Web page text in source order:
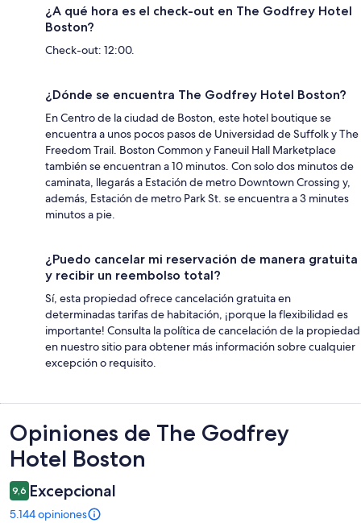
¿A qué hora es el check-out en The Godfrey Hotel
Boston?
Check-out: 12:00.
¿Dónde se encuentra The Godfrey Hotel Boston?
En Centro de la ciudad de Boston, este hotel boutique se
encuentra a unos pocos pasos de Universidad de Suffolk y The
Freedom Trail. Boston Common y Faneuil Hall Marketplace
también se encuentran a 10 minutos. Con solo dos minutos de
caminata, llegarás a Estación de metro Downtown Crossing y,
además, Estación de metro Park St. se encuentra a 3 minutes
minutos a pie.
¿Puedo cancelar mi reservación de manera gratuita
y recibir un reembolso total?
Sí, esta propiedad ofrece cancelación gratuita en
determinadas tarifas de habitación, ¡porque la flexibilidad es
importante! Consulta la política de cancelación de la propiedad
en nuestro sitio para obtener más información sobre cualquier
excepción o requisito.
Opiniones
Opiniones de The Godfrey
Hotel Boston
9,6 Excepcional
5.144 opiniones